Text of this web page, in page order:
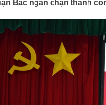
Bắc ngăn chặn thành